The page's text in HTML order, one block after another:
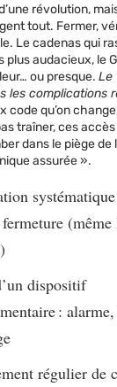
révolution,
tout. Fermer,
Le cadenas qui
plus audacieux, le
ou presque. Le
les complications
code qu’on
traîner, ces
dans le piège de
assurée ».
dispositif
:
régulier de